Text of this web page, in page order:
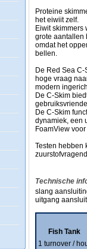
als
eiwit
afromen
skimmen
het
meest
belangrijke
aspect
van
een
gezond
marine
systeem.
Hoewel
beweren
"skimmer-
free"
zijn,
Jaubert's
Live
Proteine
het eiwiit zelf.
Eiwit skimmers
grote aantallen
omdat het
bellen.
De Red Sea
hoge vraag
modern
De C-Skim
De C-Skim
dynamiek, een
FoamView
Testen hebben
Technische
slang
uitgang
Fish Tank
1 turnover /